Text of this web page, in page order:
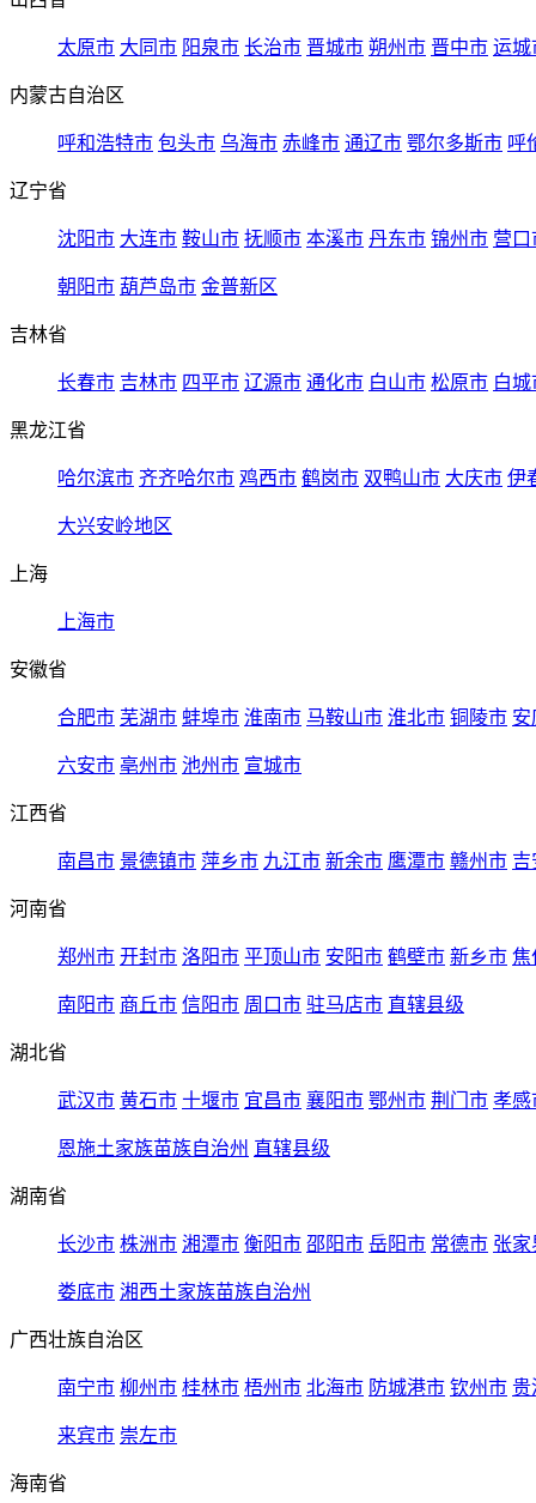
太原市 大同市 阳泉市 长治市 晋城市 朔州市 晋中市 运城
内蒙古自治区
呼和浩特市 包头市 乌海市 赤峰市 通辽市 鄂尔多斯市 呼
辽宁省
沈阳市 大连市 鞍山市 抚顺市 本溪市 丹东市 锦州市 营口
朝阳市 葫芦岛市 金普新区
吉林省
长春市 吉林市 四平市 辽源市 通化市 白山市 松原市 白城
黑龙江省
哈尔滨市 齐齐哈尔市 鸡西市 鹤岗市 双鸭山市 大庆市 伊
大兴安岭地区
上海
上海市
安徽省
合肥市 芜湖市 蚌埠市 淮南市 马鞍山市 淮北市 铜陵市 安
六安市 亳州市 池州市 宣城市
江西省
南昌市 景德镇市 萍乡市 九江市 新余市 鹰潭市 赣州市 吉
河南省
郑州市 开封市 洛阳市 平顶山市 安阳市 鹤壁市 新乡市 焦
南阳市 商丘市 信阳市 周口市 驻马店市 直辖县级
湖北省
武汉市 黄石市 十堰市 宜昌市 襄阳市 鄂州市 荆门市 孝感
恩施土家族苗族自治州 直辖县级
湖南省
长沙市 株洲市 湘潭市 衡阳市 邵阳市 岳阳市 常德市 张家
娄底市 湘西土家族苗族自治州
广西壮族自治区
南宁市 柳州市 桂林市 梧州市 北海市 防城港市 钦州市 贵
来宾市 崇左市
海南省